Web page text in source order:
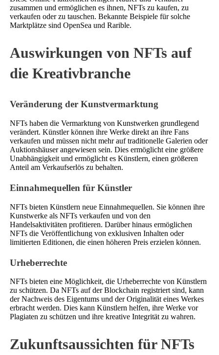
zusammen und ermöglichen es ihnen, NFTs zu kaufen, zu
verkaufen oder zu tauschen. Bekannte Beispiele für solche
Marktplätze sind OpenSea und Rarible.
Auswirkungen von NFTs auf
die Kreativbranche
Veränderung der Kunstvermarktung
NFTs haben die Vermarktung von Kunstwerken grundlegend
verändert. Künstler können ihre Werke direkt an ihre Fans
verkaufen und müssen nicht mehr auf traditionelle Galerien oder
Auktionshäuser angewiesen sein. Dies ermöglicht eine größere
Unabhängigkeit und ermöglicht es Künstlern, einen größeren
Anteil am Verkaufserlös zu behalten.
Einnahmequellen für Künstler
NFTs bieten Künstlern neue Einnahmequellen. Sie können ihre
Kunstwerke als NFTs verkaufen und von den
Handelsaktivitäten profitieren. Darüber hinaus ermöglichen
NFTs die Veröffentlichung von exklusiven Inhalten oder
limitierten Editionen, die einen höheren Preis erzielen können.
Urheberrechte
NFTs bieten eine Möglichkeit, die Urheberrechte von Künstlern
zu schützen. Da NFTs auf der Blockchain registriert sind, kann
der Nachweis des Eigentums und der Originalität eines Werkes
erbracht werden. Dies kann Künstlern helfen, ihre Werke vor
Plagiaten zu schützen und ihre kreative Integrität zu wahren.
Zukunftsaussichten für NFTs